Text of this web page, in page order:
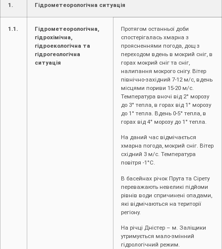
1. Гідрометеорологічна ситуація
1.1.
Гідрометеорологічна,
гідрохімічна,
гідроекологічна та
гідрогеологічна
ситуація
Протягом останньої доби
спостерігалась хмарна з
проясненнями погода, дощ з
переходом вдень в мокрий сніг, в
горах мокрий сніг та сніг,
налипання мокрого снігу. Вітер
північно-західний 7-12 м/с, вдень
місцями пориви 15-20 м/с.
Температура вночі від 2° морозу
до 3° тепла, в горах від 1° морозу
до 1° тепла. Вдень 0-5° тепла, в
горах від 4° морозу до 1° тепла.
На даний час відмічається
хмарна погода, мокрий сніг. Вітер
східний 3 м/с. Температура
повітря -1°С.
В басейнах річок Прута та Сірету
переважають невеликі підйоми
рівнів води спричинені опадами,
які відмічаються на території
регіону.
На річці Дністер – м. Заліщики
утримується мало-змінний
гідрологічний режим.